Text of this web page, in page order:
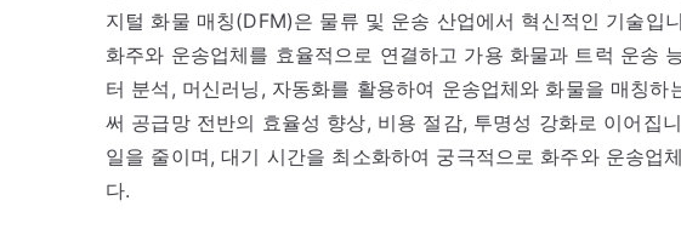
지털 화물 매칭(DFM)은 물류 및 운송 산업에서 혁신적인 기술입
화주와 운송업체를 효율적으로 연결하고 가용 화물과 트럭 운송
터 분석, 머신러닝, 자동화를 활용하여 운송업체와 화물을 매칭
써 공급망 전반의 효율성 향상, 비용 절감, 투명성 강화로 이어집
일을 줄이며, 대기 시간을 최소화하여 궁극적으로 화주와 운송업
다.